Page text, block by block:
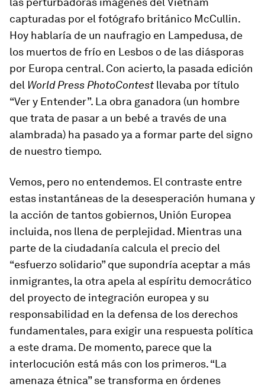
capturadas por el fotógrafo británico McCullin.
Hoy hablaría de un naufragio en Lampedusa, de
los muertos de frío en Lesbos o de las diásporas
por Europa central. Con acierto, la pasada edición
del World Press PhotoContestllevaba por título
“Ver y Entender”. La obra ganadora (un hombre
que trata de pasar a un bebé a través de una
alambrada) ha pasado ya a formar parte del signo
de nuestro tiempo.
Vemos, pero no entendemos. El contraste entre
estas instantáneas de la desesperación humana y
la acción de tantos gobiernos, Unión Europea
incluida, nos llena de perplejidad. Mientras una
parte de la ciudadanía calcula el precio del
“esfuerzo solidario” que supondría aceptar a más
inmigrantes, la otra apela al espíritu democrático
del proyecto de integración europea y su
responsabilidad en la defensa de los derechos
fundamentales, para exigir una respuesta política
a este drama. De momento, parece que la
interlocución está más con los primeros. “La
amenaza étnica” se transforma en órdenes